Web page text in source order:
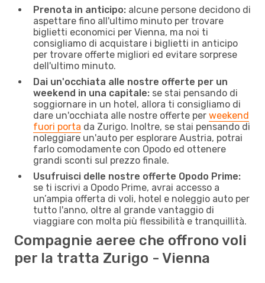
Prenota in anticipo: alcune persone decidono di
aspettare fino all'ultimo minuto per trovare
biglietti economici per Vienna, ma noi ti
consigliamo di acquistare i biglietti in anticipo
per trovare offerte migliori ed evitare sorprese
dell'ultimo minuto.
Dai un'occhiata alle nostre offerte per un
weekend in una capitale: se stai pensando di
soggiornare in un hotel, allora ti consigliamo di
dare un'occhiata alle nostre offerte per weekend
fuori porta da Zurigo. Inoltre, se stai pensando di
noleggiare un'auto per esplorare Austria, potrai
farlo comodamente con Opodo ed ottenere
grandi sconti sul prezzo finale.
Usufruisci delle nostre offerte Opodo Prime:
se ti iscrivi a Opodo Prime, avrai accesso a
un’ampia offerta di voli, hotel e noleggio auto per
tutto l'anno, oltre al grande vantaggio di
viaggiare con molta più flessibilità e tranquillità.
Compagnie aeree che offrono voli
per la tratta Zurigo - Vienna